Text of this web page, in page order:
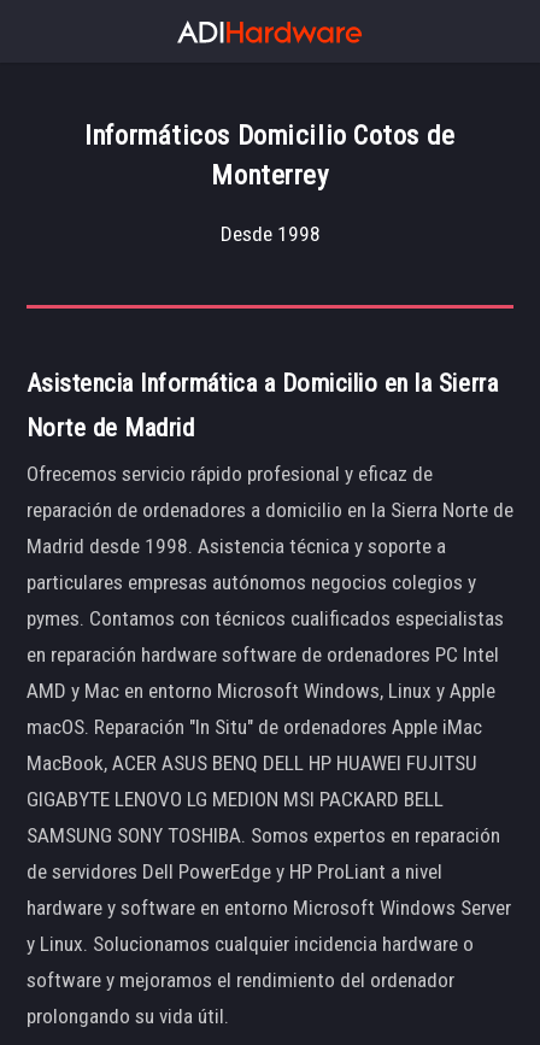
Informáticos Domicilio Cotos de
Monterrey
Desde 1998
Asistencia Informática a Domicilio en la Sierra
Norte de Madrid
Ofrecemos servicio rápido profesional y eficaz de
reparación de ordenadores a domicilio en la Sierra Norte de
Madrid desde 1998. Asistencia técnica y soporte a
particulares empresas autónomos negocios colegios y
pymes. Contamos con técnicos cualificados especialistas
en reparación hardware software de ordenadores PC Intel
AMD y Mac en entorno Microsoft Windows, Linux y Apple
macOS. Reparación "In Situ" de ordenadores Apple iMac
MacBook, ACER ASUS BENQ DELL HP HUAWEI FUJITSU
GIGABYTE LENOVO LG MEDION MSI PACKARD BELL
SAMSUNG SONY TOSHIBA. Somos expertos en reparación
de servidores Dell PowerEdge y HP ProLiant a nivel
hardware y software en entorno Microsoft Windows Server
y Linux. Solucionamos cualquier incidencia hardware o
software y mejoramos el rendimiento del ordenador
prolongando su vida útil.